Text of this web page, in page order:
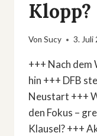
Klopp?
Von Sucy 3. Juli
+++ Nach
hin +++ DFB
Neustart +++
den Fokus –
Klausel? +++